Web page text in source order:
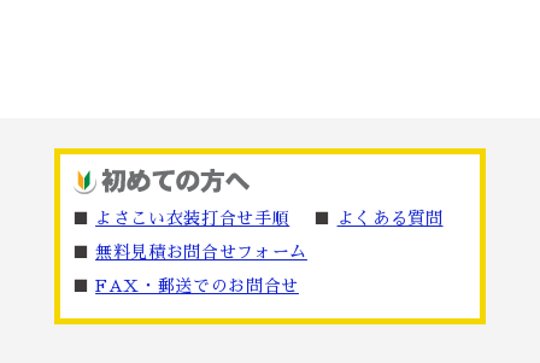
■ よさこい衣装打合せ手順 ■
よくある質問
■無料見積お問合せフォーム
■FAX・郵送でのお問合せ